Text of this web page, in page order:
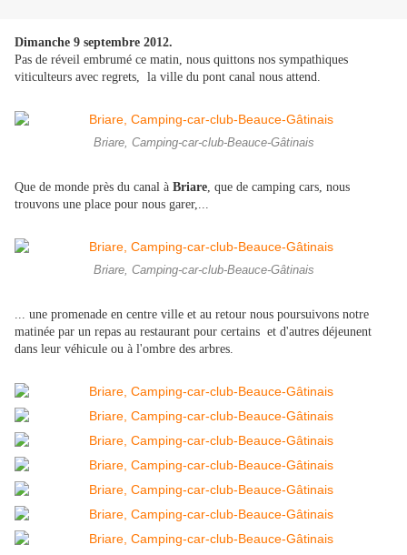
Dimanche 9 septembre 2012.
Pas de réveil embrumé ce matin, nous quittons nos sympathiques
viticulteurs avec regrets, la ville du pont canal nous attend.
Briare, Camping-car-club-Beauce-Gâtinais
Que de monde près du canal à Briare, que de camping cars, nous
trouvons une place pour nous garer,...
Briare, Camping-car-club-Beauce-Gâtinais
... une promenade en centre ville et au retour nous poursuivons notre
matinée par un repas au restaurant pour certains et d'autres déjeunent
dans leur véhicule ou à l'ombre des arbres.